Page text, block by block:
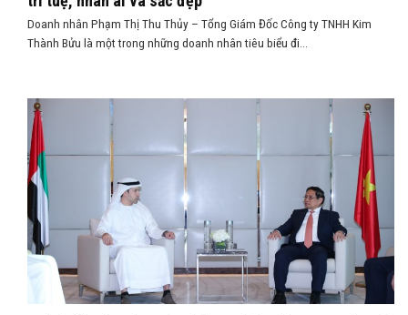
Doanh nhân Phạm Thị Thu Thủy – Tổng Giám Đốc Công ty TNHH Kim
Thành Bửu là một trong những doanh nhân tiêu biểu đi...